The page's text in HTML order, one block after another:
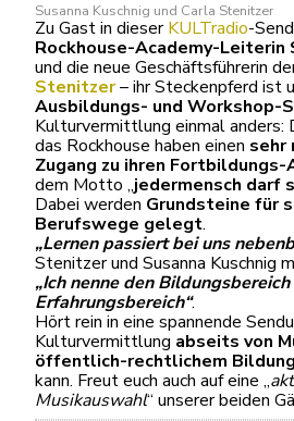
Susanna Kuschnig und Carla Stenitzer
Zu Gast in dieserKULTradio-
Rockhouse-Academy-Leiterin
und die neue Geschäftsführerin
Stenitzer– ihr Steckenpferd ist
Ausbildungs- und Workshop-
Kulturvermittlung einmal anders:
das Rockhouse haben einen sehr
Zugang zu ihren
dem Motto „jedermensch darf
Dabei werden Grundsteine für
Berufswege gelegt.
„Lernen passiert bei uns
Stenitzer und Susanna Kuschnig
„Ich nenne den
Erfahrungsbereich“.
Hört rein in eine spannende
Kulturvermittlung abseits von
öffentlich-rechtlichem
kann. Freut euch auch auf eine „
Musikauswahl“ unserer beiden